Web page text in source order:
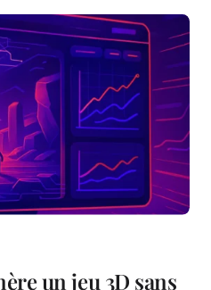
un jeu 3D sans